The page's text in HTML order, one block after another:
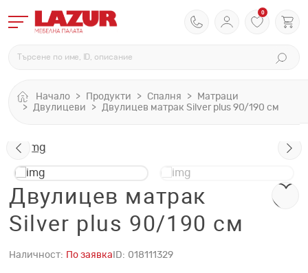
0
Начало Продукти Спалня
Матраци
Двулицеви
Двулицев матрак Silver plus 90/190 см
Двулицев матрак
Silver plus 90/190 см
Наличност: По заявка ID: 018111329